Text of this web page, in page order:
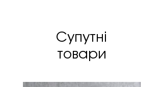
Супутні
товари